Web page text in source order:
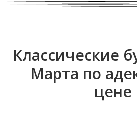
Классические
Марта по
цене